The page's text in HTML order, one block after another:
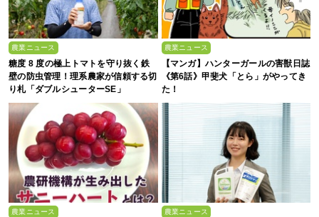
農業ニュース
糖度 8 度の極上トマトを守り抜く鉄
壁の防虫管理！理系農家が信頼する切
り札「ダブルシューターSE」
農業ニュース
【マンガ】ハンターガールの害獣日誌
《第6話》甲斐犬「とら」がやってき
た！
農業ニュース 農業ニュース